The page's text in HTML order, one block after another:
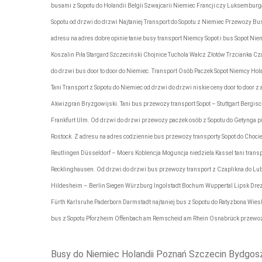
busami z Sopotu do Holandii Belgii Szwajcarii Niemiec Francji czy
Sopotu od drzwi do drzwi Najtaniej Transport do Sopotu z Niemiec Przewozy
adresu na adres dobre opinie tanie busy transport Niemcy Sopot i bus Sopot
Koszalin Piła Stargard Szczeciński Chojnice Tuchola Wałcz Złotów Trzcianka
do drzwi bus door to door do Niemiec. Transport Osób Paczek Sopot Niemcy
Tani Transport z Sopotu do Niemiec od drzwi do drzwi niskie ceny door to
Akwizgran Bryzgowijski. Tani bus przewozy transport Sopot – Stuttgart
Frankfurt Ulm. Od drzwi do drzwi przewozy paczek osób z Sopotu do
Rostock. Z adresu na adres codziennie bus przewozy transporty Sopot do
Reutlingen Düsseldorf – Moers Koblencja Moguncja niedziela Kassel tani
Recklinghausen. Od drzwi do drzwi bus przewozy transport z Czaplikna do
Hildesheim – Berlin Siegen Würzburg Ingolstadt Bochum Wuppertal Lipsk
Fürth Karlsruhe Paderborn Darmstadt najtaniej bus z Sopotu do Ratyzbona
bus z Sopotu Pforzheim Offenbach am Remscheid am Rhein Osnabrück
Busy do Niemiec Holandii Poznań Szczecin